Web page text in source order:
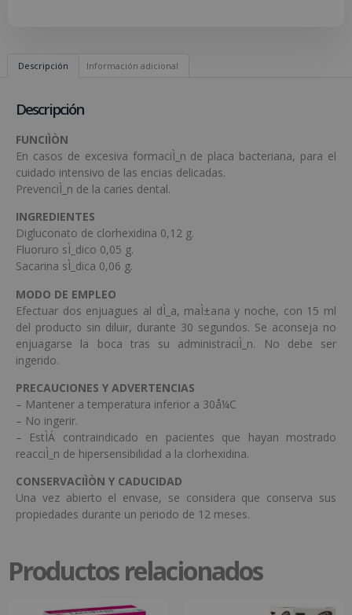
Descripción Información adicional
Descripción
FUNCIÌÒN
En casos de excesiva formaciÌ_n de placa bacteriana, para el
cuidado intensivo de las encias delicadas.
PrevenciÌ_n de la caries dental.
INGREDIENTES
Digluconato de clorhexidina 0,12 g.
Fluoruro sÌ_dico 0,05 g.
Sacarina sÌ_dica 0,06 g.
MODO DE EMPLEO
Efectuar dos enjuagues al dÌ_a, maÌ±ana y noche, con 15 ml
del producto sin diluir, durante 30 segundos. Se aconseja no
enjuagarse la boca tras su administraciÌ_n. No debe ser
ingerido.
PRECAUCIONES Y ADVERTENCIAS
– Mantener a temperatura inferior a 30å¼C
– No ingerir.
– EstÌÁ contraindicado en pacientes que hayan mostrado
reacciÌ_n de hipersensibilidad a la clorhexidina.
CONSERVACIÌÒN Y CADUCIDAD
Una vez abierto el envase, se considera que conserva sus
propiedades durante un periodo de 12 meses.
Productos relacionados